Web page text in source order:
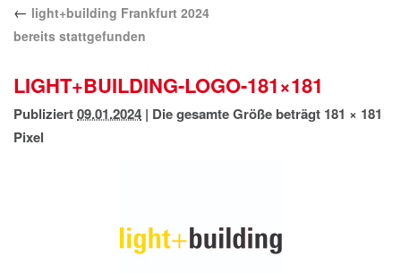
APPLIKATIONEN
LÖSUNGEN
KONTAKT
IMPRESSUM
← light+building Frankfurt 2024
bereits stattgefunden
LIGHT+BUILDING-LOGO-181×181
Publiziert09.01.2024 | Die gesamte Größe beträgt 181 × 181
Pixel